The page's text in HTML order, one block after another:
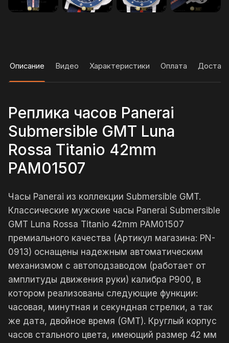
Описание Видео Характеристики Оплата
Реплика часов Panerai
Submersible GMT Luna
Rossa Titanio 42mm
PAM01507
Часы Panerai из коллекции Submersible GMT.
Классические мужские часы Panerai Submersible
GMT Luna Rossa Titanio 42mm PAM01507
премиального качества (Артикул магазина: PN-
0913) оснащены надежным автоматическим
механизмом с автоподзаводом (работает от
амплитуды движения руки) калибра P900, в
котором реализованы следующие функции:
часовая, минутная и секундная стрелки, а так
же дата, двойное время (GMT). Круглый корпус
часов стального цвета, имеющий размер 42 мм